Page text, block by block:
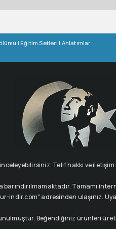
|Eğitim Setleri | Anlatımlar
inceleyebilirsiniz. Telif hakkı ve
Tamamı
adresinden ulaşınız.
Beğendiğiniz ürünleri